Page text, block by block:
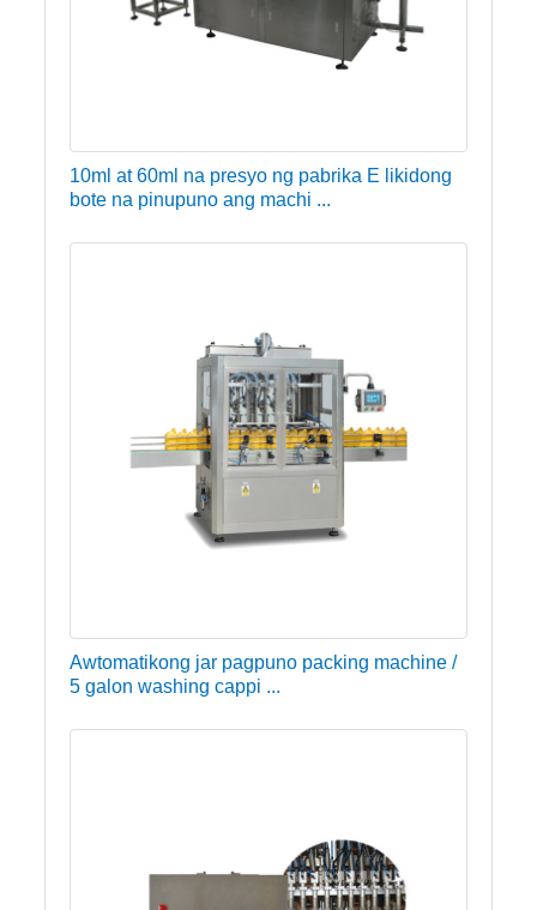
10ml at 60ml na presyo ng pabrika E likidong
bote na pinupuno ang machi ...
Awtomatikong jar pagpuno packing machine /
5 galon washing cappi ...